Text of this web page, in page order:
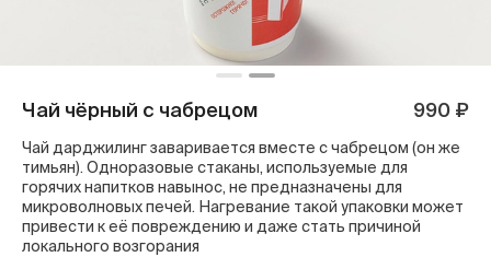
Чай чёрный с чабрецом 990 ₽
Чай дарджилинг заваривается вместе с чабрецом (он же
тимьян). Одноразовые стаканы, используемые для
горячих напитков навынос, не предназначены для
микроволновых печей. Нагревание такой упаковки может
привести к её повреждению и даже стать причиной
локального возгорания